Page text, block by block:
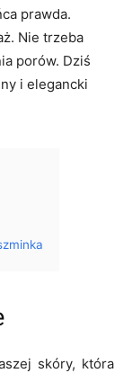
prawda.
Nie trzeba
porów. Dziś
i elegancki
skóry, która